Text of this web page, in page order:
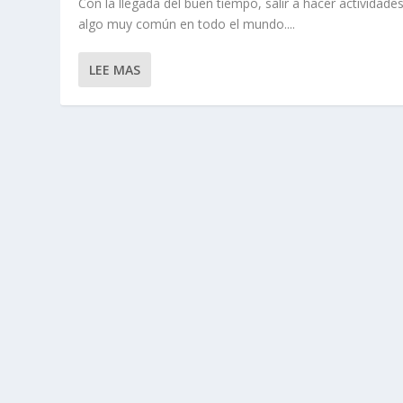
algo muy común en todo el mundo....
LEE MAS